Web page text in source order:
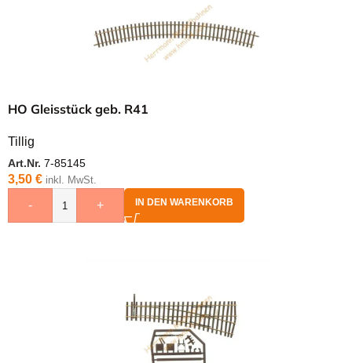
HO Gleisstück geb. R41
Tillig
Art.Nr. 7-85145
3,50 € inkl. MwSt.
- + IN DEN WARENKORB